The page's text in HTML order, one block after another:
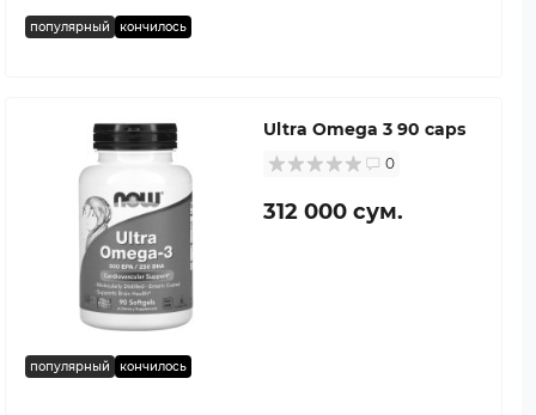
популярный кончилось
популярный кончилось
Ultra Omega 3 90 caps
0
312 000 сум.